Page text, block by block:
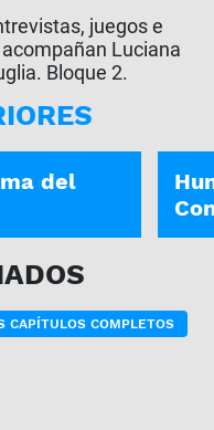
juegos e
Luciana
Bloque 2.
del
CAPÍTULOS COMPLETOS